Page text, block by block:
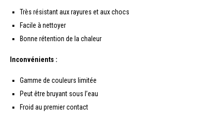
Très résistant aux rayures et aux chocs
Facile à nettoyer
Bonne rétention de la chaleur
Inconvénients :
Gamme de couleurs limitée
Peut être bruyant sous l’eau
Froid au premier contact